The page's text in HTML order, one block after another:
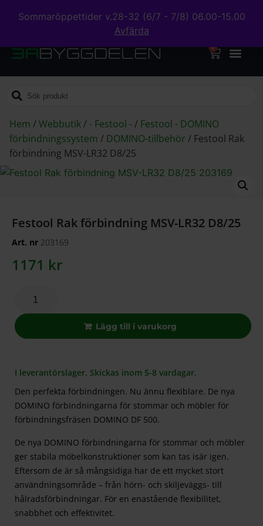
Sommaröppettider v.28-32 (6/7 - 7/8) 06.00-15.00
Avfärda
0
Hem /Webbutik/ - Festool -/ Festool - DOMINO
förbindningssystem / DOMINO-tillbehör / Festool Rak
förbindning MSV-LR32 D8/25
Festool Rak förbindning MSV-LR32 D8/25
Art. nr 203169
1171 kr
Lägg till i varukorg
I leverantörslager. Skickas inom 5-8 vardagar.
Den perfekta förbindningen. Nu ännu flexiblare. De nya
DOMINO förbindningarna för stommar och möbler för
förbindningsfräsen DOMINO DF 500.
De nya DOMINO förbindningarna för stommar och möbler
ger stabila möbelkonstruktioner som kan tas isär igen.
Eftersom de är så mångsidiga har de ett mycket stort
användningsområde – från hörn- och skiljeväggs- till
hålradsförbindningar. För en enastående flexibilitet,
snabbhet och effektivitet.